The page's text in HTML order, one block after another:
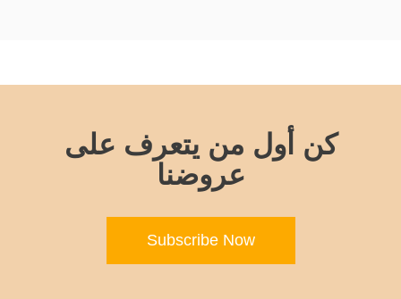
كن أول من يتعرف على
عروضنا
Subscribe Now